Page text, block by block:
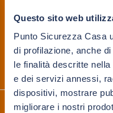
Questo sito web
Punto Sicurezza Casa
di profilazione, anche
le finalità descritte nella
e dei servizi annessi,
dispositivi, mostrare
migliorare i nostri
Visita i
a te